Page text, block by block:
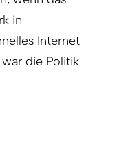
in
Internet
die Politik